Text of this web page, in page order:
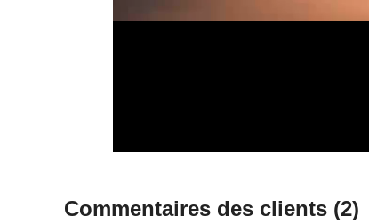
Commentaires des clients (2)